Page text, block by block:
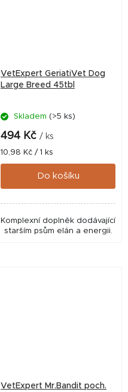
VetExpert GeriatiVet Dog
Large Breed 45tbl
Skladem (>5 ks)
494 Kč / ks
Měrná
cena:
10,98 Kč / 1 ks
Do košíku
Komplexní doplněk dodávající
starším psům elán a energii.
VetExpert Mr.Bandit poch.